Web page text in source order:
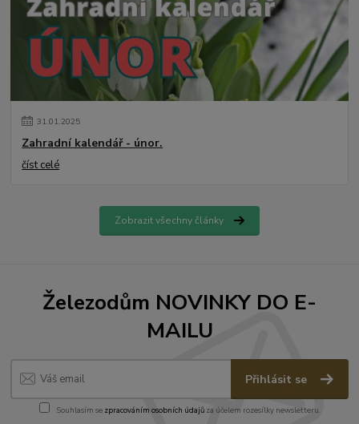
31.01.2025
Zahradní kalendář - únor.
číst celé
Zobrazit všechny články
Železodům NOVINKY DO E-
MAILU
Přihlásit se
Souhlasím se zpracováním osobních údajůza účelem rozesílky newsletteru.